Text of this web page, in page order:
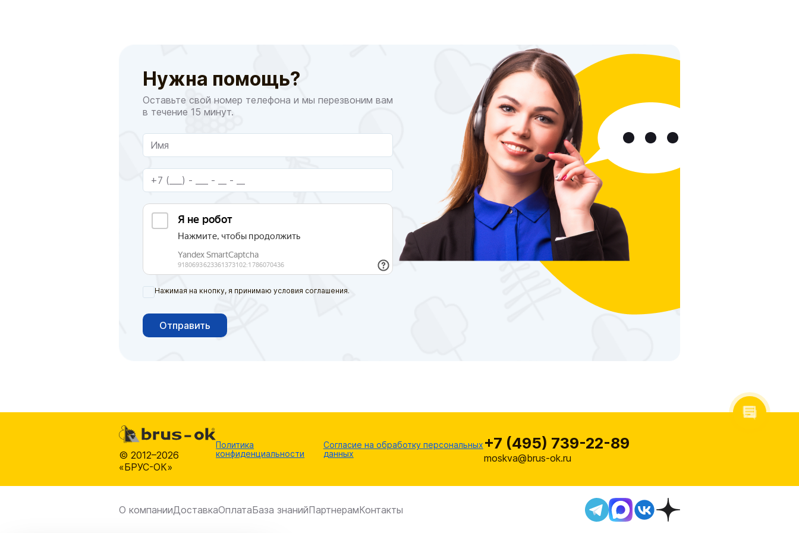
Нужна помощь?
Оставьте свой номер телефона и мы перезвоним вам
в течение 15 минут.
Нажимая на кнопку, я принимаю условия соглашения.
Отправить
© 2012–2026
«БРУС-ОК»
Политика
конфиденциальности
Согласие на обработку персональных
данных
+7 (495) 739-22-89
moskva@brus-ok.ru
О компанииДоставкаОплатаБаза знанийПартнерамКонтакты